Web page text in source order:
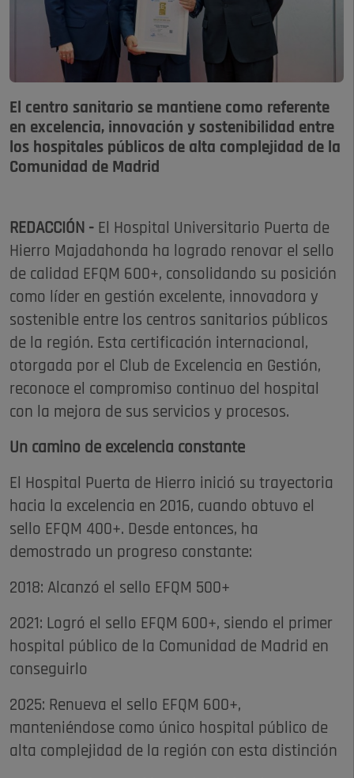
El centro sanitario se mantiene como referente
en excelencia, innovación y sostenibilidad entre
los hospitales públicos de alta complejidad de la
Comunidad de Madrid
REDACCIÓN - El Hospital Universitario Puerta de
Hierro Majadahonda ha logrado renovar el sello
de calidad EFQM 600+, consolidando su posición
como líder en gestión excelente, innovadora y
sostenible entre los centros sanitarios públicos
de la región. Esta certificación internacional,
otorgada por el Club de Excelencia en Gestión,
reconoce el compromiso continuo del hospital
con la mejora de sus servicios y procesos.
Un camino de excelencia constante
El Hospital Puerta de Hierro inició su trayectoria
hacia la excelencia en 2016, cuando obtuvo el
sello EFQM 400+. Desde entonces, ha
demostrado un progreso constante:
2018: Alcanzó el sello EFQM 500+
2021: Logró el sello EFQM 600+, siendo el primer
hospital público de la Comunidad de Madrid en
conseguirlo
2025: Renueva el sello EFQM 600+,
manteniéndose como único hospital público de
alta complejidad de la región con esta distinción